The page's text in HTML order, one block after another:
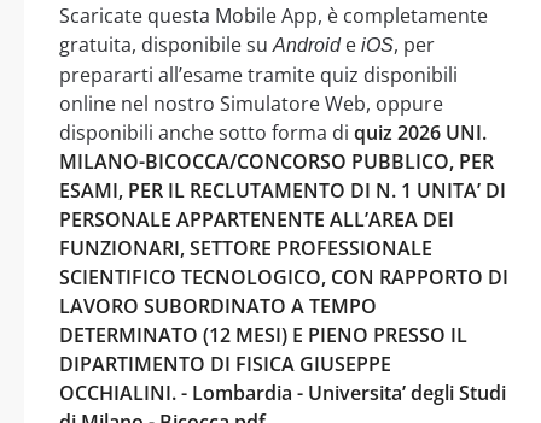
Scaricate questa Mobile App, è completamente
gratuita, disponibile suAndroide iOS, per
prepararti all’esame tramite quiz disponibili
online nel nostro Simulatore Web, oppure
disponibili anche sotto forma di quiz 2026 UNI.
MILANO-BICOCCA/CONCORSO PUBBLICO, PER
ESAMI, PER IL RECLUTAMENTO DI N. 1 UNITA’ DI
PERSONALE APPARTENENTE ALL’AREA DEI
FUNZIONARI, SETTORE PROFESSIONALE
SCIENTIFICO TECNOLOGICO, CON RAPPORTO DI
LAVORO SUBORDINATO A TEMPO
DETERMINATO (12 MESI) E PIENO PRESSO IL
DIPARTIMENTO DI FISICA GIUSEPPE
OCCHIALINI. - Lombardia - Universita’ degli Studi